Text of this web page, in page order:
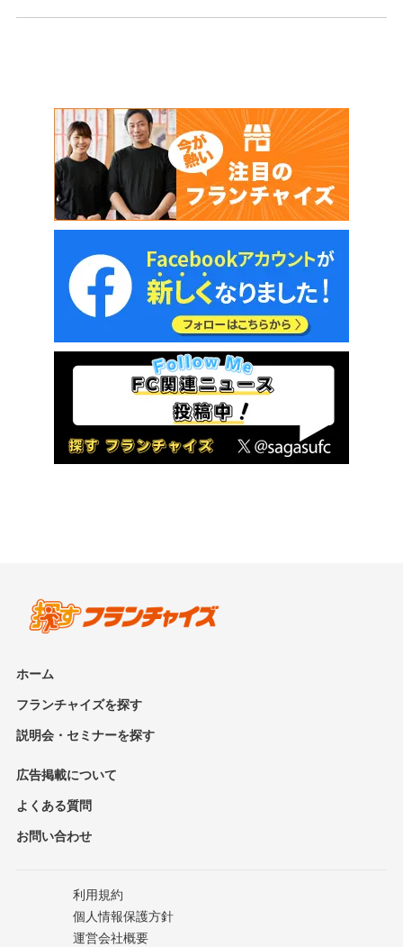
ホーム
フランチャイズを探す
説明会・セミナーを探す
広告掲載について
よくある質問
お問い合わせ
利用規約
個人情報保護方針
運営会社概要